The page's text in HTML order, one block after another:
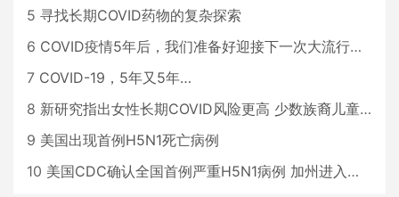
5 寻找长期COVID药物的复杂探索
6 COVID疫情5年后，我们准备好迎接下一次大流行了吗？
7 COVID-19，5年又5年…
8 新研究指出女性长期COVID风险更高 少数族裔儿童存在差异
9 美国出现首例H5N1死亡病例
10 美国CDC确认全国首例严重H5N1病例 加州进入紧急状态